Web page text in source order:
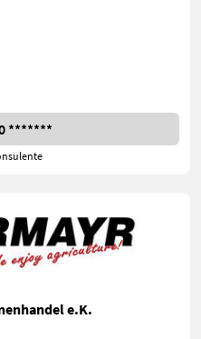
*******
e.K.